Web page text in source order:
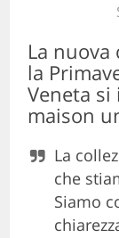
La nuova
la
Veneta si
maison
La
che
Siamo